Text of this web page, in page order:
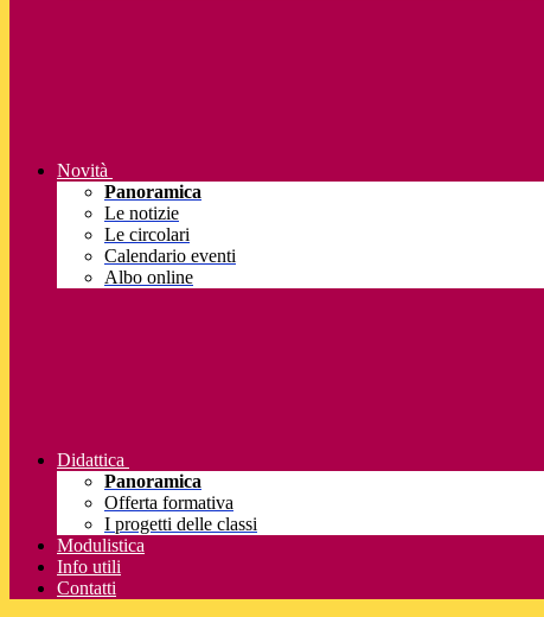
Novità
Panoramica
Le notizie
Le circolari
Calendario eventi
Albo online
Didattica
Panoramica
Offerta formativa
I progetti delle classi
Modulistica
Info utili
Contatti